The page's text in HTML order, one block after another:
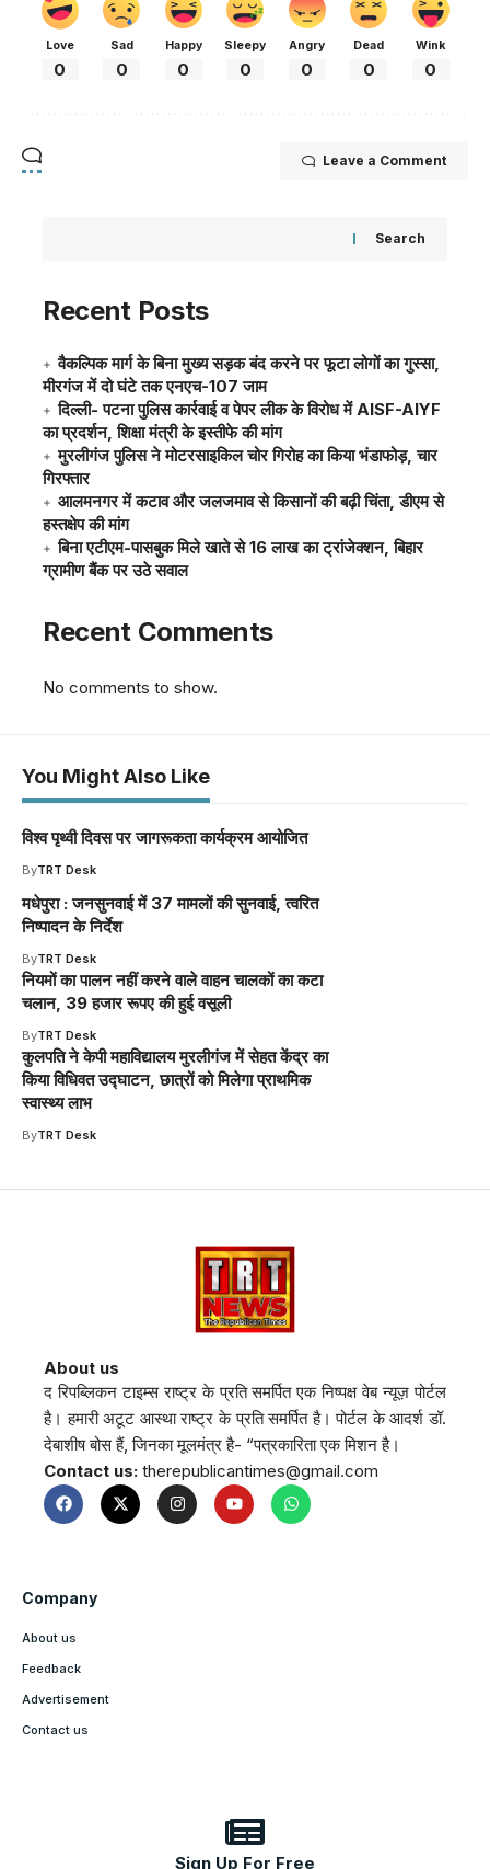
Love
0
Sad
0
Happy
0
Sleepy
0
Angry
0
Dead
0
Wink
0
Leave a Comment
Search
Recent Posts
वैकल्पिक मार्ग के बिना मुख्य सड़क बंद करने पर फूटा लोगों का गुस्सा,
मीरगंज में दो घंटे तक एनएच-107 जाम
दिल्ली- पटना पुलिस कार्रवाई व पेपर लीक के विरोध में AISF-AIYF
का प्रदर्शन, शिक्षा मंत्री के इस्तीफे की मांग
मुरलीगंज पुलिस ने मोटरसाइकिल चोर गिरोह का किया भंडाफोड़, चार
गिरफ्तार
आलमनगर में कटाव और जलजमाव से किसानों की बढ़ी चिंता, डीएम से
हस्तक्षेप की मांग
बिना एटीएम-पासबुक मिले खाते से 16 लाख का ट्रांजेक्शन, बिहार
ग्रामीण बैंक पर उठे सवाल
Recent Comments
No comments to show.
You Might Also Like
विश्व पृथ्वी दिवस पर जागरूकता कार्यक्रम आयोजित
ByTRT Desk
मधेपुरा : जनसुनवाई में 37 मामलों की सुनवाई, त्वरित
निष्पादन के निर्देश
ByTRT Desk
नियमों का पालन नहीं करने वाले वाहन चालकों का कटा
चलान, 39 हजार रूपए की हुई वसूली
ByTRT Desk
कुलपति ने केपी महाविद्यालय मुरलीगंज में सेहत केंद्र का
किया विधिवत उद्घाटन, छात्रों को मिलेगा प्राथमिक
स्वास्थ्य लाभ
ByTRT Desk
About us
द रिपब्लिकन टाइम्स राष्ट्र के प्रति समर्पित एक निष्पक्ष वेब न्यूज़ पोर्टल
है। हमारी अटूट आस्था राष्ट्र के प्रति समर्पित है। पोर्टल के आदर्श डॉ.
देबाशीष बोस हैं, जिनका मूलमंत्र है- “पत्रकारिता एक मिशन है।
Contact us: therepublicantimes@gmail.com
Company
About us
Feedback
Advertisement
Contact us
Sign Up For Free